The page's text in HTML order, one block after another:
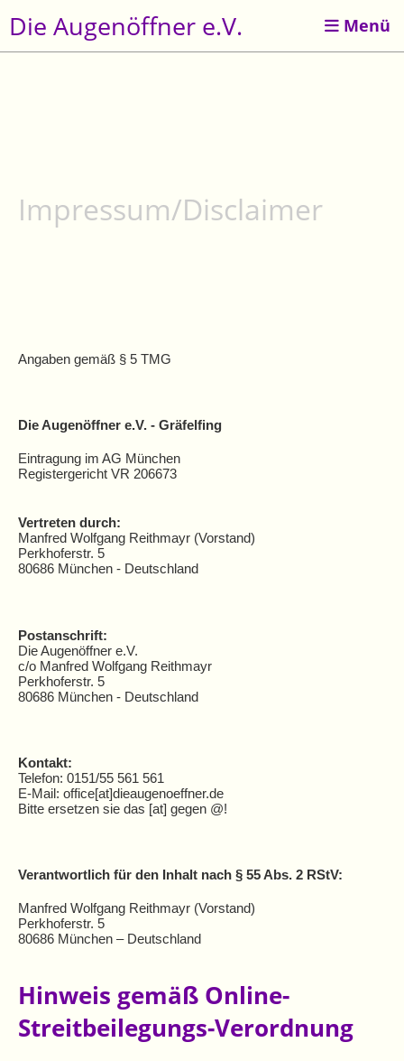
Die Augenöffner e.V. Menü
Impressum/Disclaimer
Angaben gemäß § 5 TMG
Die Augenöffner e.V. - Gräfelfing
Eintragung im AG München
Registergericht VR 206673
Vertreten durch:
Manfred Wolfgang Reithmayr (Vorstand)
Perkhoferstr. 5
80686 München - Deutschland
Postanschrift:
Die Augenöffner e.V.
c/o Manfred Wolfgang Reithmayr
Perkhoferstr. 5
80686 München - Deutschland
Kontakt:
Telefon: 0151/55 561 561
E-Mail: office[at]dieaugenoeffner.de
Bitte ersetzen sie das [at] gegen @!
Verantwortlich für den Inhalt nach § 55 Abs. 2 RStV:
Manfred Wolfgang Reithmayr (Vorstand)
Perkhoferstr. 5
80686 München – Deutschland
Hinweis gemäß Online-
Streitbeilegungs-Verordnung